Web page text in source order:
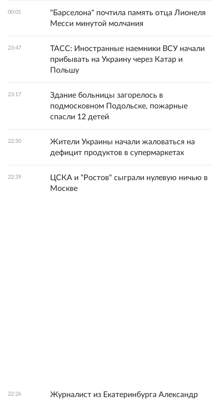
00:01
"Барселона" почтила память отца Лионеля
Месси минутой молчания
23:47
ТАСС: Иностранные наемники ВСУ начали
прибывать на Украину через Катар и
Польшу
23:17
Здание больницы загорелось в
подмосковном Подольске, пожарные
спасли 12 детей
22:50
Жители Украины начали жаловаться на
дефицит продуктов в супермаркетах
22:39
ЦСКА и "Ростов" сыграли нулевую ничью в
Москве
22:26
Журналист из Екатеринбурга Александр